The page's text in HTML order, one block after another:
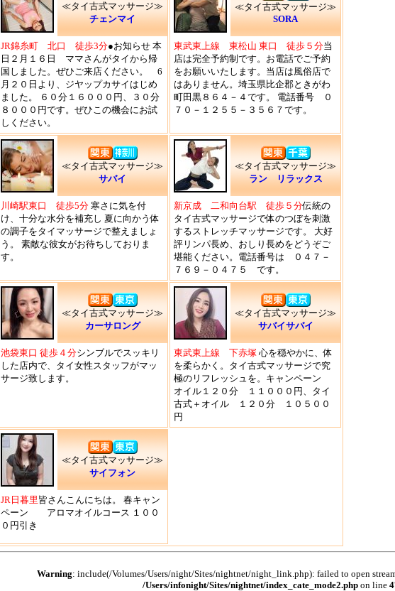
≪タイ古式マッサージ≫
チェンマイ
JR錦糸町 北口 徒歩3分●お知らせ 本
日２月１６日 ママさんがタイから帰
国しました。ぜひご来店ください。 6
月２０日より、ジヤップカサイはじめ
ました。 ６０分１６０００円、３０分
８０００円です。ぜひこの機会にお試
しください。
≪タイ古式マッサージ≫
SORA
東武東上線 東松山 東口 徒歩５分当
店は完全予約制です。お電話でご予約
をお願いいたします。当店は風俗店で
はありません。埼玉県比企郡ときがわ
町田黒８６４－４です。 電話番号 ０
７０－１２５５－３５６７です。
≪タイ古式マッサージ≫
サバイ
川崎駅東口 徒歩5分 寒さに気を付
け、十分な水分を補充し 夏に向かう体
の調子をタイマッサージで整えましょ
う。 素敵な彼女がお待ちしておりま
す。
≪タイ古式マッサージ≫
ラン リラックス
新京成 二和向台駅 徒歩５分伝統の
タイ古式マッサージで体のつぼを刺激
するストレッチマッサージです。 大好
評リンパ長め、おしり長めをどうぞご
堪能ください。電話番号は ０４７－
７６９－０４７５ です。
≪タイ古式マッサージ≫
カーサロング
池袋東口 徒歩４分シンブルでスッキリ
した店内で、タイ女性スタッフがマッ
サージ致します。
≪タイ古式マッサージ≫
サバイサバイ
東武東上線 下赤塚 心を穏やかに、体
を柔らかく。タイ古式マッサージで究
極のリフレッシュを。キャンペーン
オイル１２０分 １１０００円、タイ
古式＋オイル １２０分 １０５００
円
≪タイ古式マッサージ≫
サイフォン
JR日暮里皆さんこんにちは。 春キャン
ペーン アロマオイルコース １００
０円引き
Warning: include(/Volumes/Users/night/Sites/nightnet/night_link.php): failed to open
/Users/infonight/Sites/nightnet/index_cate_mode2.php on line